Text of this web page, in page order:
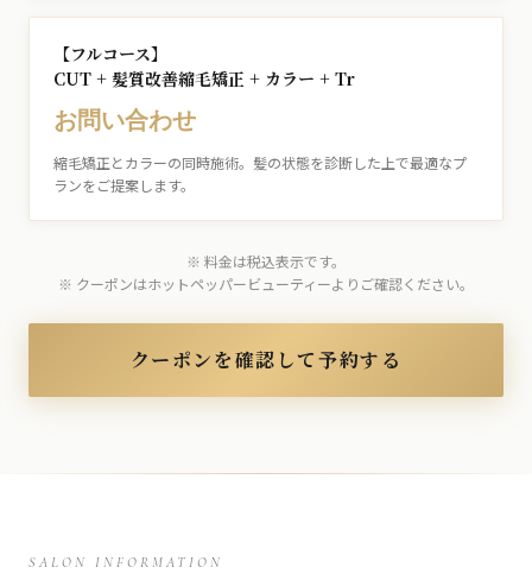
【フルコース】
CUT + 髪質改善縮毛矯正 + カラー + Tr
お問い合わせ
縮毛矯正とカラーの同時施術。髪の状態を診断した上で最適なプ
ランをご提案します。
※ 料金は税込表示です。
※ クーポンはホットペッパービューティーよりご確認ください。
クーポンを確認して予約する
SALON INFORMATION